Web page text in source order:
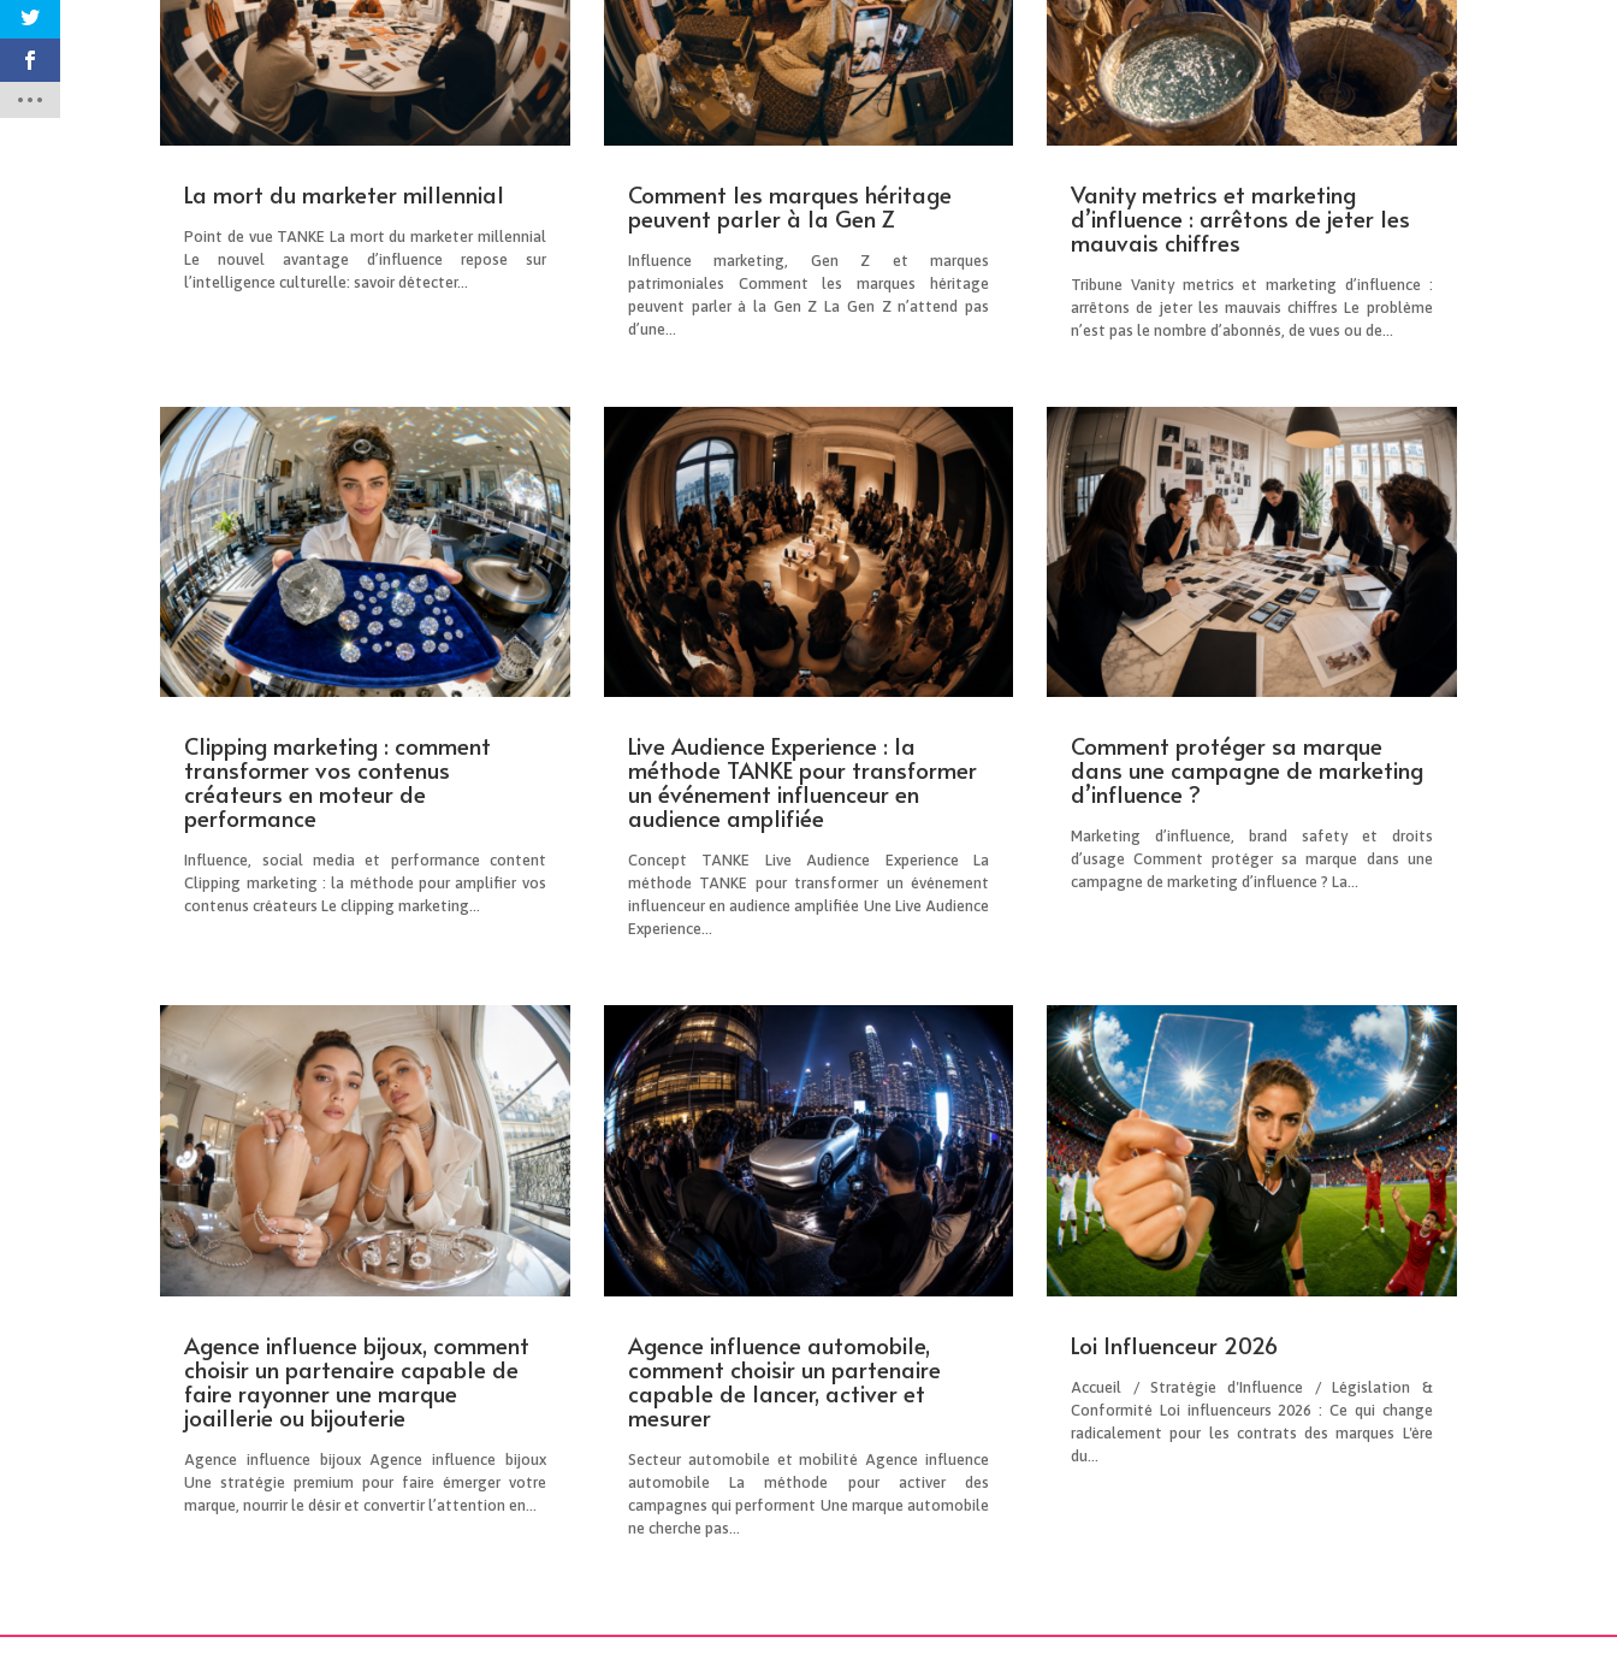
La mort du marketer millennial
Point de vue TANKE La mort du marketer millennial
Le nouvel avantage d’influence repose sur
l’intelligence culturelle: savoir détecter...
Comment les marques héritage
peuvent parler à la Gen Z
Influence marketing, Gen Z et marques
patrimoniales Comment les marques héritage
peuvent parler à la Gen Z La Gen Z n’attend pas
d’une...
Vanity metrics et marketing
d’influence : arrêtons de jeter les
mauvais chiffres
Tribune Vanity metrics et marketing d’influence :
arrêtons de jeter les mauvais chiffres Le problème
n’est pas le nombre d’abonnés, de vues ou de...
Clipping marketing : comment
transformer vos contenus
créateurs en moteur de
performance
Influence, social media et performance content
Clipping marketing : la méthode pour amplifier vos
contenus créateurs Le clipping marketing...
Live Audience Experience : la
méthode TANKE pour transformer
un événement influenceur en
audience amplifiée
Concept TANKE Live Audience Experience La
méthode TANKE pour transformer un événement
influenceur en audience amplifiée Une Live Audience
Experience...
Comment protéger sa marque
dans une campagne de marketing
d’influence ?
Marketing d’influence, brand safety et droits
d’usage Comment protéger sa marque dans une
campagne de marketing d’influence ? La...
Agence influence bijoux, comment
choisir un partenaire capable de
faire rayonner une marque
joaillerie ou bijouterie
Agence influence bijoux Agence influence bijoux
Une stratégie premium pour faire émerger votre
marque, nourrir le désir et convertir l’attention en...
Agence influence automobile,
comment choisir un partenaire
capable de lancer, activer et
mesurer
Secteur automobile et mobilité Agence influence
automobile La méthode pour activer des
campagnes qui performent Une marque automobile
ne cherche pas...
Loi Influenceur 2026
Accueil / Stratégie d'Influence / Législation &
Conformité Loi influenceurs 2026 : Ce qui change
radicalement pour les contrats des marques L'ère
du...